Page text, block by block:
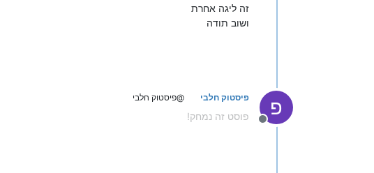
זה ליגה אחרת
ושוב תודה
פ
מנותק
פיסטוק חלבי @פיסטוק חלבי
פוסט זה נמחק!